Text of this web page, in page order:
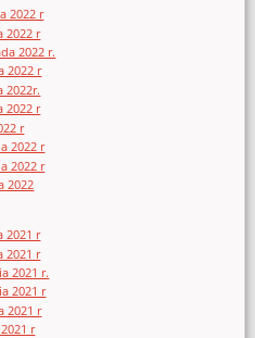
2022 r
2022 r
2022 r.
2022 r
2022r.
2022 r
r
2022 r
2022 r
2022
2021 r
2021 r
2021 r.
2021 r
2021 r
r